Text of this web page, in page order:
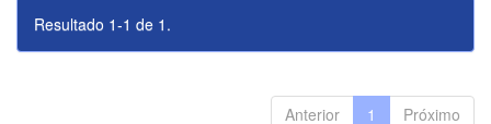
Resultado 1-1 de 1.
Anterior 1 Próximo